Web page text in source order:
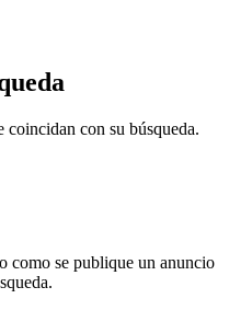
con su búsqueda.
como se publique un anuncio